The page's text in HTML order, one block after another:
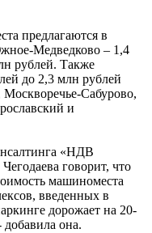
предлагаются в
Медведково – 1,4
рублей. Также
до 2,3 млн рублей
Сабурово,
и
«НДВ
говорит, что
машиноместа
введенных в
дорожает на 20-
добавила она.